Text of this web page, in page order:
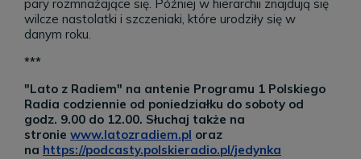
pary rozmnażające się. Później w hierarchii znajdują się
wilcze nastolatki i szczeniaki, które urodziły się w
danym roku.
***
"Lato z Radiem" na antenie Programu 1 Polskiego
Radia codziennie od poniedziałku do soboty od
godz. 9.00 do 12.00. Słuchaj także na
stronie www.latozradiem.pl oraz
na https://podcasty.polskieradio.pl/jedynka